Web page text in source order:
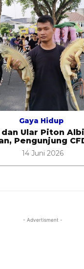
Gaya Hidup
dan Ular Piton
Pengunjung
14 Juni 2026
- Advertisment -